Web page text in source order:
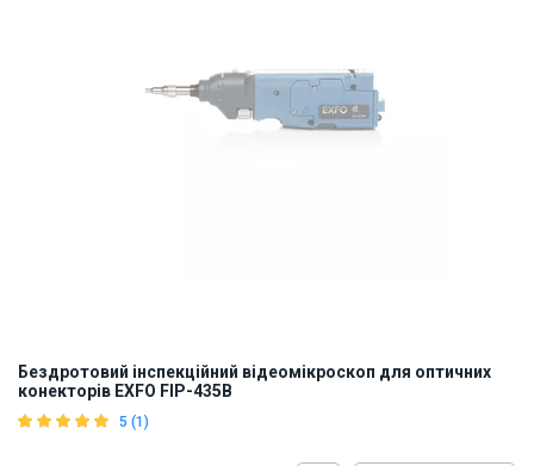
Бездротовий інспекційний відеомікроскоп для оптичних
конекторів EXFO FIP-435B
5 (1)